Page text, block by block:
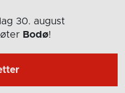
30. august
Bodø!